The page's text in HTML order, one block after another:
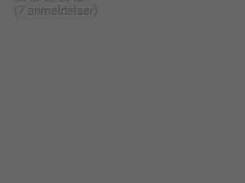
(7 anmeldelser)